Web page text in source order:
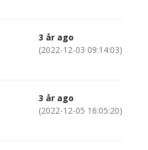
3 år ago
(2022-12-03 09:14:03)
3 år ago
(2022-12-05 16:05:20)